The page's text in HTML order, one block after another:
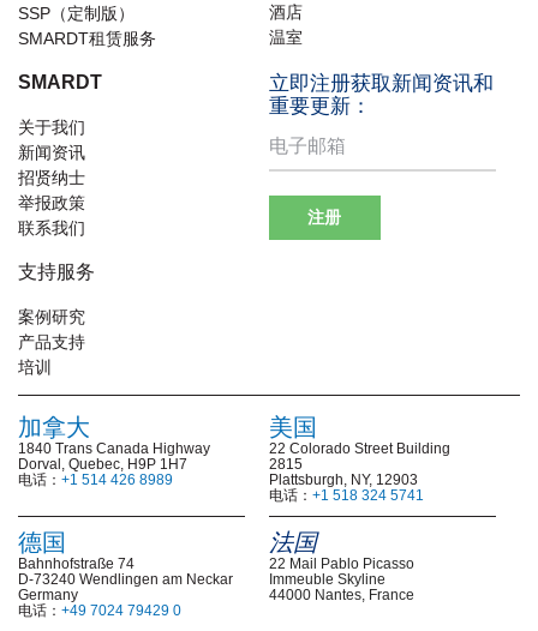
SSP（定制版）
SMARDT租赁服务
酒店
温室
SMARDT
关于我们
新闻资讯
招贤纳士
举报政策
联系我们
支持服务
案例研究
产品支持
培训
立即注册获取新闻资讯和
重要更新：
注册
加拿大
1840 Trans Canada Highway
Dorval, Quebec, H9P 1H7
电话： +1 514 426 8989
美国
22 Colorado Street Building
2815
Plattsburgh, NY, 12903
电话： +1 518 324 5741
德国
Bahnhofstraße 74
D-73240 Wendlingen am Neckar
Germany
电话： +49 7024 79429 0
法国
22 Mail Pablo Picasso
Immeuble Skyline
44000 Nantes, France